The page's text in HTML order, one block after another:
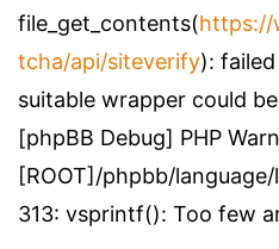
file_get_contents(https://
tcha/api/siteverify):
suitable wrapper could
[phpBB Debug] PHP
[ROOT]/phpbb/
313: vsprintf(): Too few